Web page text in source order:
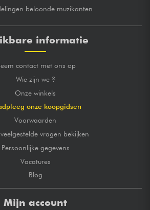
beloonde muzikanten
informatie
contact met ons op
Wie zijn we ?
Onze winkels
onze koopgidsen
Voorwaarden
vragen bekijken
Persoonlijke gegevens
Vacatures
Blog
Mijn account